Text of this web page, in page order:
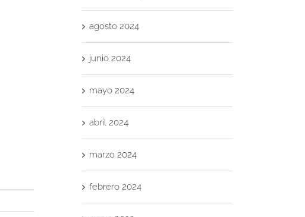
agosto 2024
junio 2024
mayo 2024
abril 2024
marzo 2024
febrero 2024